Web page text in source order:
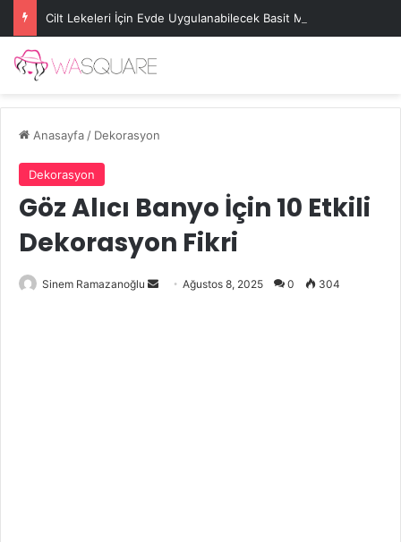
Cilt Lekeleri İçin Evde Uygulanabilecek Basit Maskeler
Anasayfa/ Dekorasyon
Dekorasyon
Göz Alıcı Banyo İçin 10 Etkili
Dekorasyon Fikri
Sinem Ramazanoğlu
Bir
Ağustos 8, 2025 0 304